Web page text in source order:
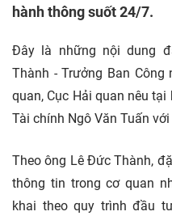
hành thông suốt 24/7.
Đây là những nội dung
Thành - Trưởng Ban Công
quan, Cục Hải quan nêu
Tài chính Ngô Văn Tuấn
Theo ông Lê Đức Thành,
thông tin trong cơ quan
khai theo quy trình đầu